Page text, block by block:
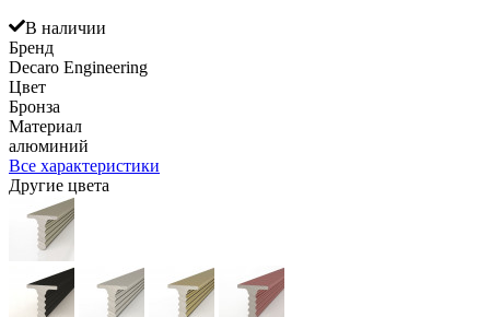
В наличии
Бренд
Decaro Engineering
Цвет
Бронза
Материал
алюминий
Все характеристики
Другие цвета